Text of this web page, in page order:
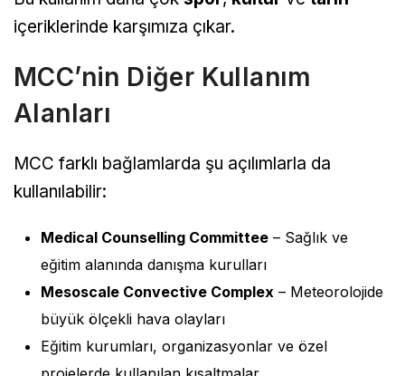
içeriklerinde karşımıza çıkar.
MCC’nin Diğer Kullanım
Alanları
MCC farklı bağlamlarda şu açılımlarla da
kullanılabilir:
Medical Counselling Committee – Sağlık ve
eğitim alanında danışma kurulları
Mesoscale Convective Complex – Meteorolojide
büyük ölçekli hava olayları
Eğitim kurumları, organizasyonlar ve özel